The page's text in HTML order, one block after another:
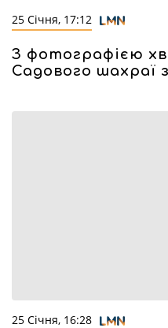
25 Січня, 17:12
З фотографією
Садового шахраї
25 Січня, 16:28